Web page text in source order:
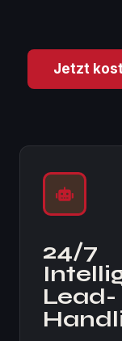
Jetzt
24/7
Lead-